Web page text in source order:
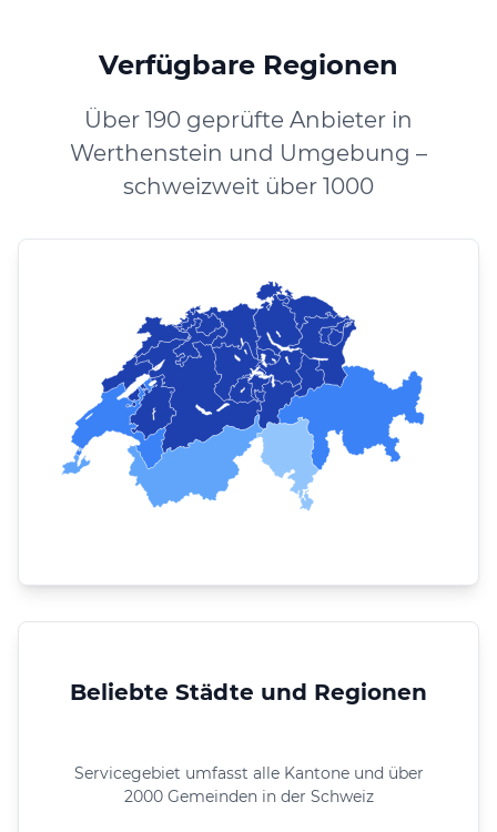
Verfügbare Regionen
Über 190 geprüfte Anbieter in
Werthenstein und Umgebung –
schweizweit über 1000
Beliebte Städte und Regionen
Servicegebiet umfasst alle Kantone und über
2000 Gemeinden in der Schweiz